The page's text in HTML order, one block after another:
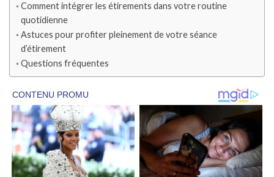
Comment intégrer les étirements dans votre routine
quotidienne
Astuces pour profiter pleinement de votre séance
d’étirement
Questions fréquentes